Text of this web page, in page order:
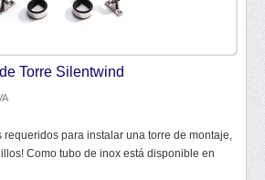
Torre Silentwind
requeridos para instalar una torre de montaje,
Como tubo de inox está disponible en